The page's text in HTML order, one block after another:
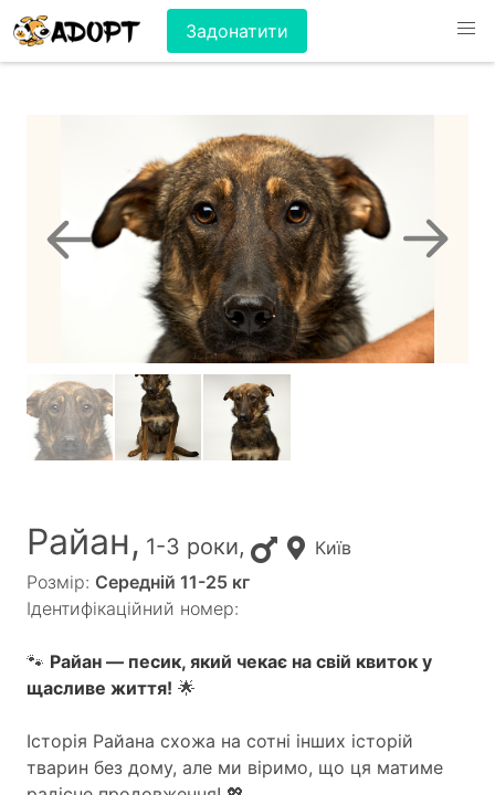
Задонатити
Райан, 1-3 роки,
Київ
Розмір: Середній 11-25 кг
Ідентифікаційний номер:
🐾 Райан — песик, який чекає на свій квиток у
щасливе життя! 🌟
Історія Райана схожа на сотні інших історій
тварин без дому, але ми віримо, що ця матиме